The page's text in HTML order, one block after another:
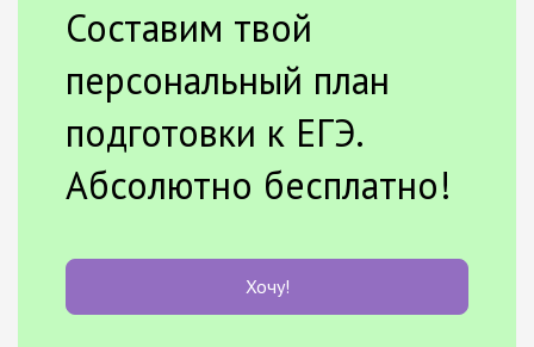
Составим твой
персональный план
подготовки к ЕГЭ.
Абсолютно бесплатно!
Хочу!